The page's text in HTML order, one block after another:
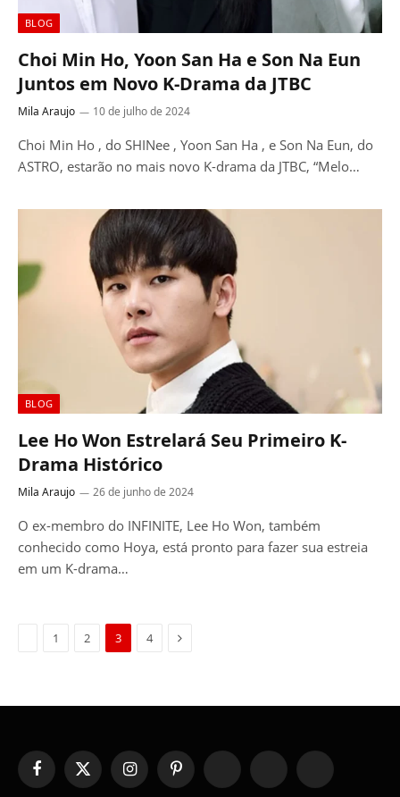
BLOG
Choi Min Ho, Yoon San Ha e Son Na Eun
Juntos em Novo K-Drama da JTBC
Mila Araujo 10 de julho de 2024
Choi Min Ho , do SHINee , Yoon San Ha , e Son Na Eun, do
ASTRO, estarão no mais novo K-drama da JTBC, “Melo…
BLOG
Lee Ho Won Estrelará Seu Primeiro K-
Drama Histórico
Mila Araujo 26 de junho de 2024
O ex-membro do INFINITE, Lee Ho Won, também
conhecido como Hoya, está pronto para fazer sua estreia
em um K-drama…
Previous
1 2 3 4 Next
FacebookX
(Twitter)
InstagramPinterest YouTube Tumblr WhatsApp